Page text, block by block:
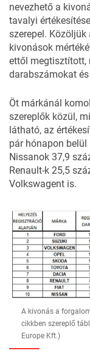
nevezhető a
tavalyi
szerepel.
kivonások
ettől megtisztított,
darabszámokat
Öt márkánál
szereplők közül,
látható, az
pár hónapon
Nissanok 37,9
Renault-k 25,5
Volkswagent is.
A kivonás a
cikkben szereplő
Europe Kft.)